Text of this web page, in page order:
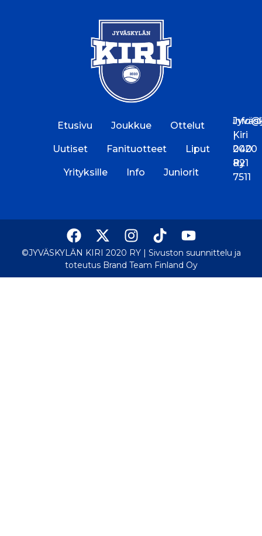
Etusivu Joukkue Ottelut
Uutiset Fanituotteet Liput
Yrityksille Info Juniorit
Kiri
2020
Ry
|
040
821
7511
©JYVÄSKYLÄN KIRI 2020 RY | Sivuston suunnittelu ja
toteutus Brand Team Finland Oy